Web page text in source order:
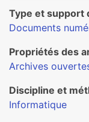
Type et support
Documents
Propriétés des
Archives
Discipline et
Informatique